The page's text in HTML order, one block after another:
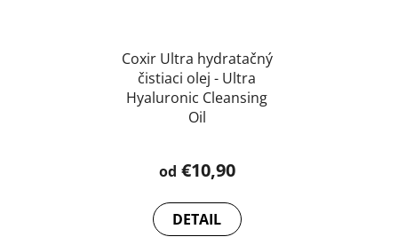
Coxir Ultra hydratačný
čistiaci olej - Ultra
Hyaluronic Cleansing
Oil
od €10,90
DETAIL